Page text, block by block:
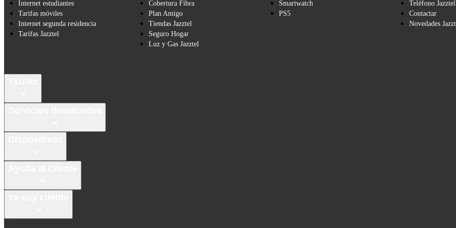
Internet estudiantes
Tarifas móviles
Internet segunda residencia
Tarifas Jazztel
Cobertura Fibra
Plan Amigo
Tiendas Jazztel
Seguro Hogar
Luz y Gas Jazztel
Smartwatch
PS5
Teléfono Jazztel
Contactar
Novedades